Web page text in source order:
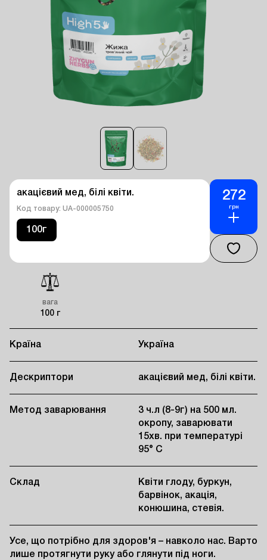
акацієвий мед, білі квіти.
Код товару: UA-000005750
100г
272
грн
вага
100 г
Країна Україна
Дескриптори акацієвий мед, білі квіти.
Метод заварювання
3 ч.л (8-9г) на 500 мл.
окропу, заварювати
15хв. при температурі
95° C
Склад
Квіти глоду, буркун,
барвінок, акація,
конюшина, стевія.
Усе, що потрібно для здоров'я – навколо нас. Варто
лише протягнути руку або глянути під ноги.